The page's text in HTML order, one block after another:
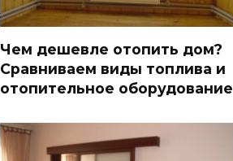
Чем дешевле отопить дом?
Сравниваем виды топлива и
отопительное оборудование